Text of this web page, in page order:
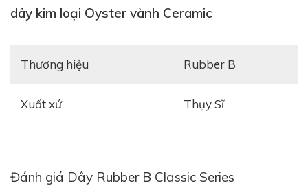
mang hình dáng chữ "T" được mix thêm những đường
dây kim loại Oyster vành Ceramic
Thương hiệu Rubber B
Xuất xứ Thụy Sĩ
Đánh giá Dây Rubber B Classic Series